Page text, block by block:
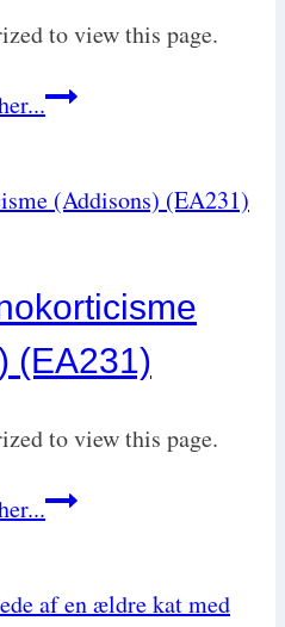
to view this page.
Hypothyroidisme
(EA231)
to view this page.
Hypoadrenokorticisme
(EA231)